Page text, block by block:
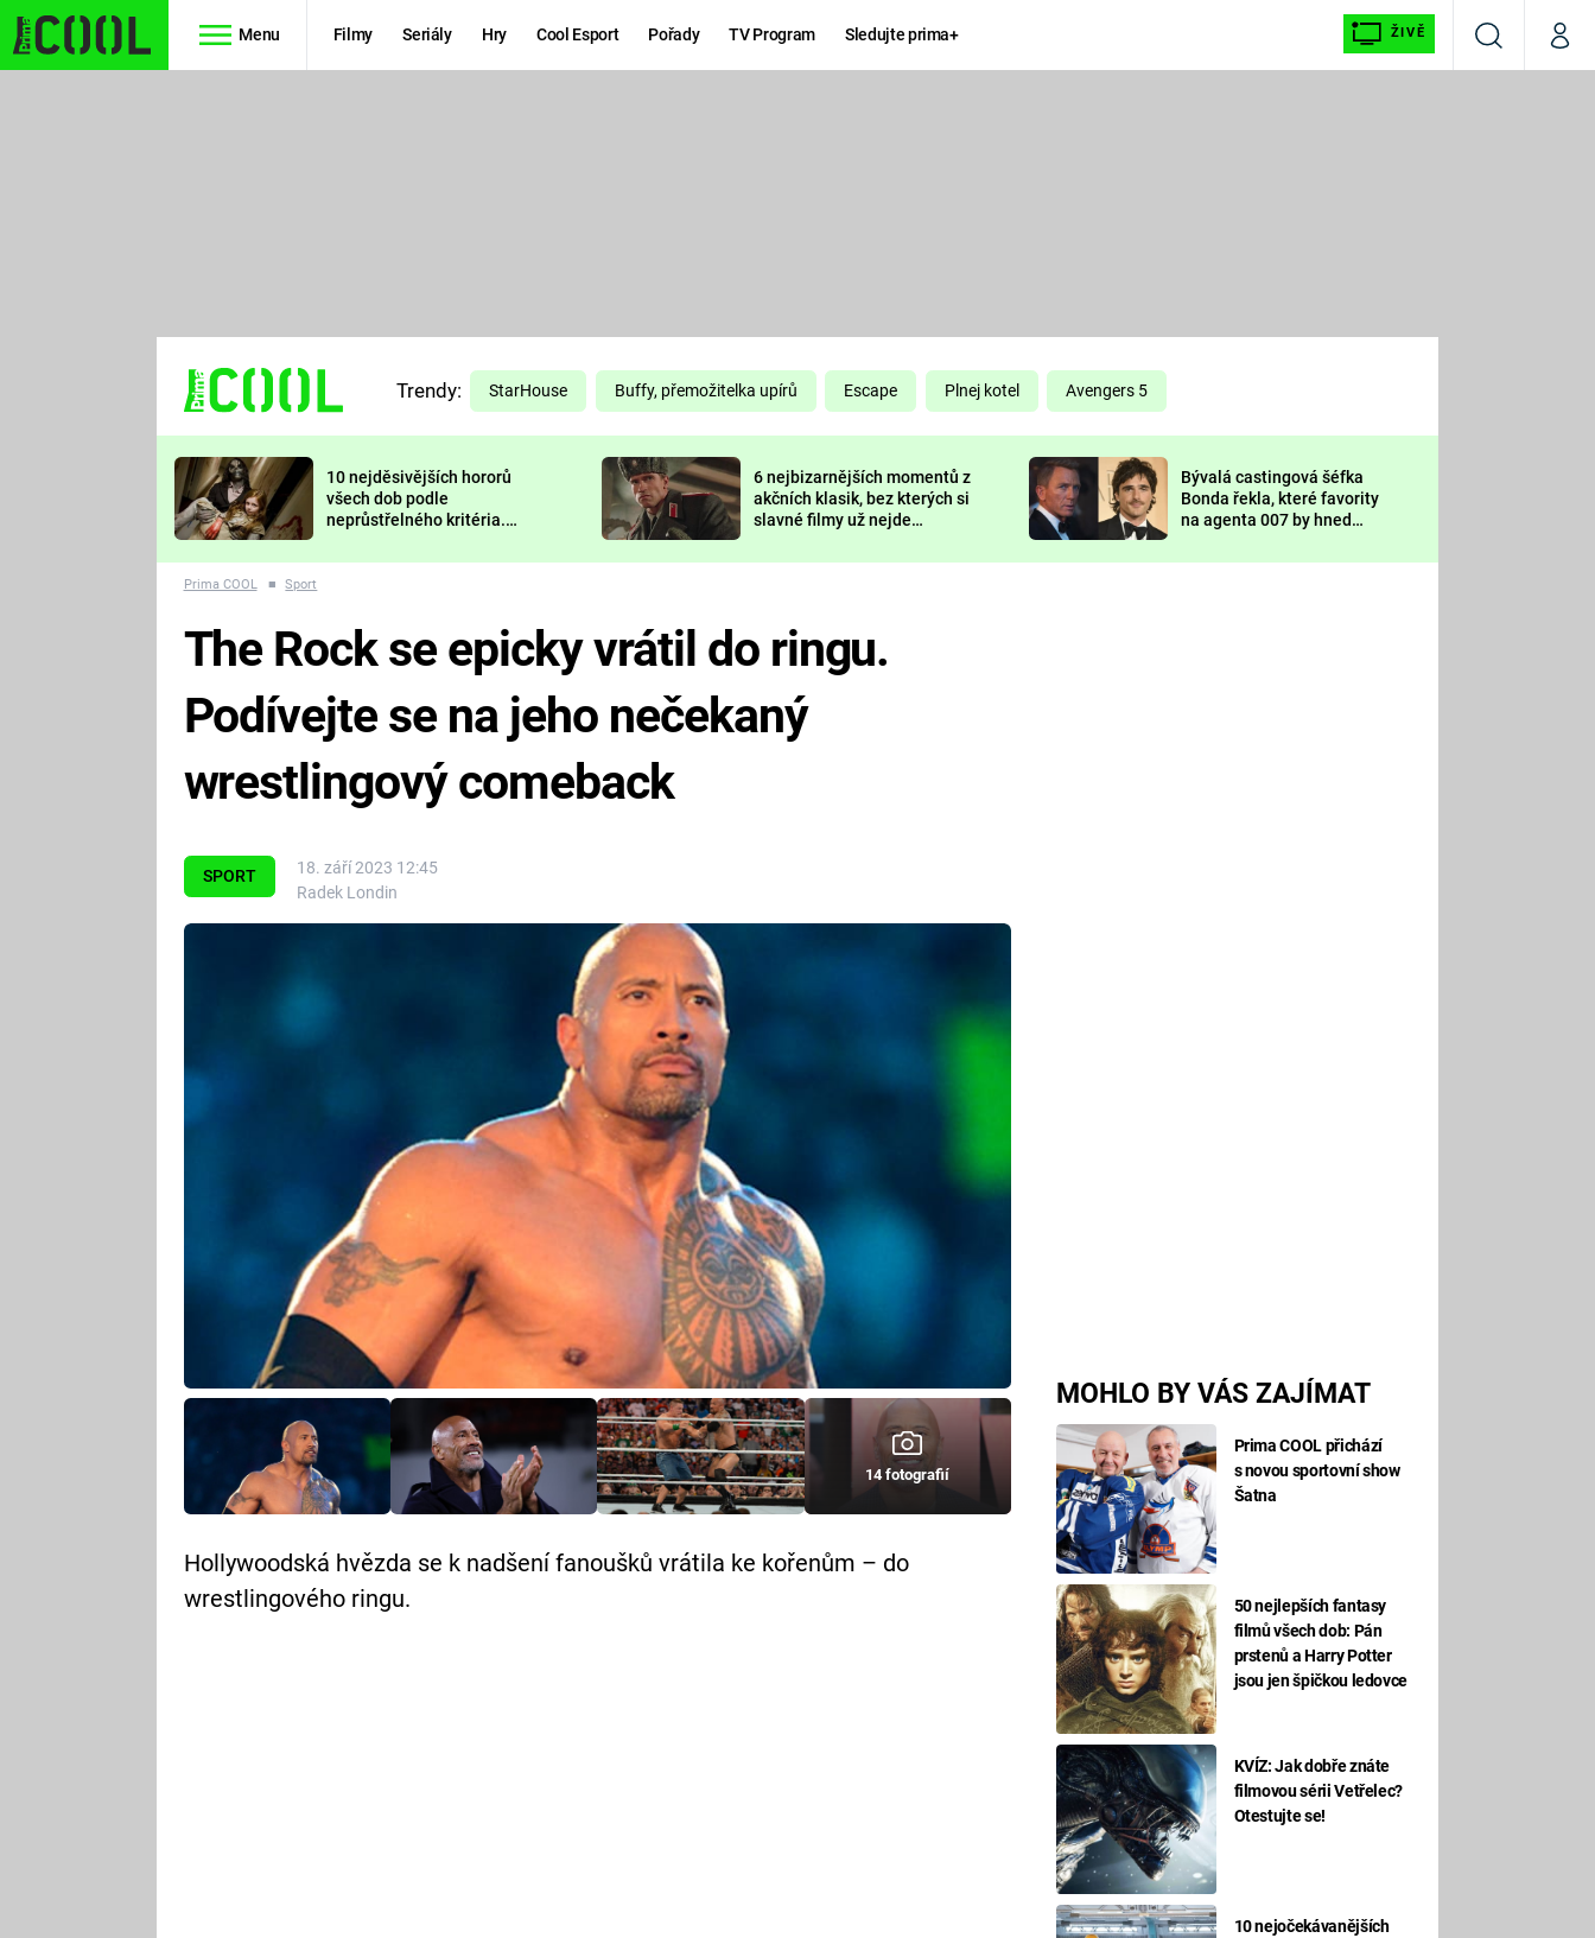
Menu Filmy Seriály Hry Cool Esport Pořady TV Program Sledujte prima+ ŽIVĚ
VyhledáváníMůj
TŘESKU
FUTURAMA
PREDÁTOR
DELIVERANCE
KOMEDIE
CHUCK
NORRIS
DEADPOOL
Prima LAJK
Sledujte nás
Trendy: StarHouse Buffy, přemožitelka upírů Escape Plnej kotel Avengers 5
10 nejděsivějších hororů
všech dob podle
neprůstřelného kritéria.
nejvíc zvednou tep?
6 nejbizarnějších momentů z
akčních klasik, bez kterých si
slavné filmy už nejde
Bývalá castingová šéfka
Bonda řekla, které favority
na agenta 007 by hned
Prima COOL ■ Sport
SPORT
18. září 2023 12:45
Radek Londin
MOHLO BY VÁS ZAJÍMAT
Prima COOL přichází
s novou sportovní show
Šatna
50 nejlepších fantasy
filmů všech dob: Pán
prstenů a Harry Potter
jsou jen špičkou ledovce
KVÍZ: Jak dobře znáte
filmovou sérii Vetřelec?
Otestujte se!
10 nejočekávanějších
The Rock se epicky vrátil do ringu.
Podívejte se na jeho nečekaný
wrestlingový comeback
14 fotografií
Hollywoodská hvězda se k nadšení fanoušků vrátila ke kořenům – do
wrestlingového ringu.